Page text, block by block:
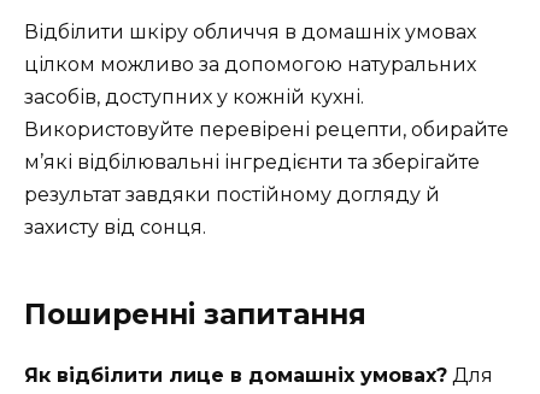
Відбілити шкіру обличчя в домашніх умовах
цілком можливо за допомогою натуральних
засобів, доступних у кожній кухні.
Використовуйте перевірені рецепти, обирайте
м’які відбілювальні інгредієнти та зберігайте
результат завдяки постійному догляду й
захисту від сонця.
Поширенні запитання
Як відбілити лице в домашніх умовах? Для